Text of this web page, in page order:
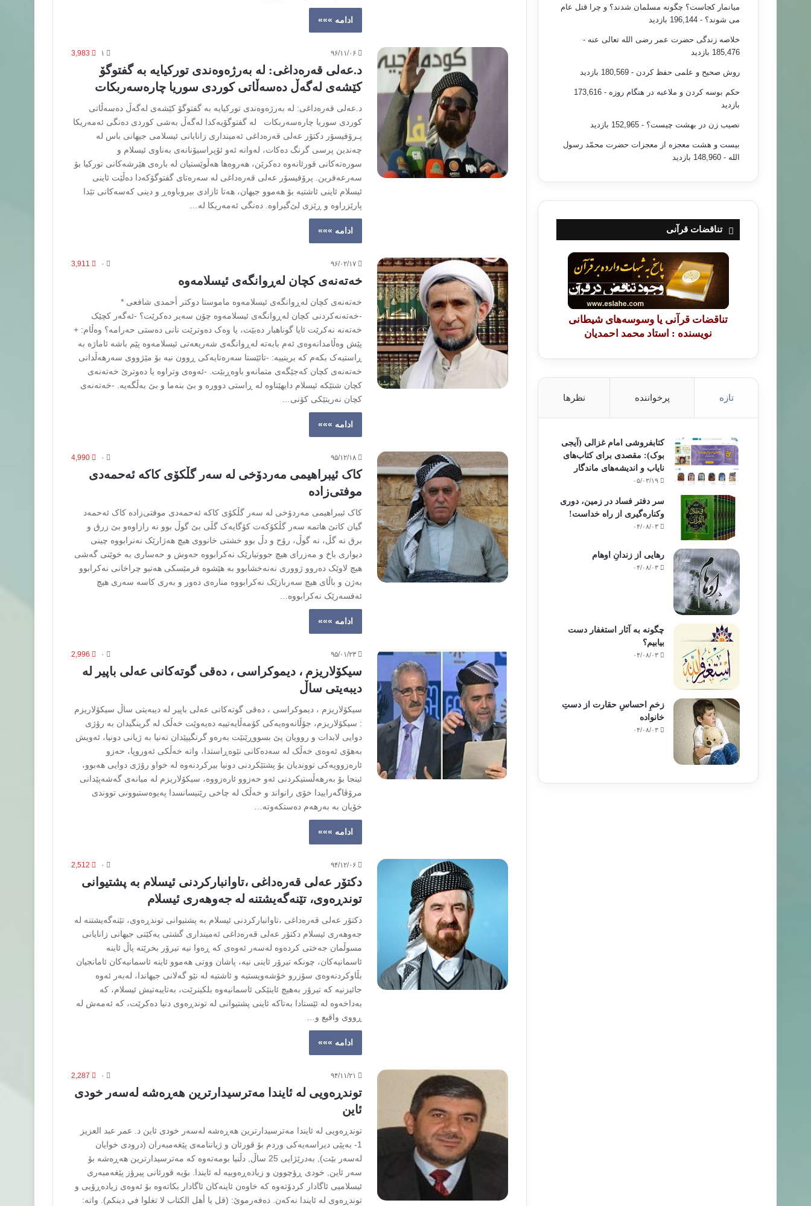
ادامه »»»
۹۶/۱۱/۰۶ ۱ 3,983
د.عەلی قەرەداغی: لە بەرژەوەندی تورکیایە بە گفتوگۆ
کێشەی لەگەڵ دەسەڵاتی کوردی سوریا چارەسەربکات
د.عەلی قەرەداغی: لە بەرژەوەندی تورکیایە بە گفتوگۆ کێشەی لەگەڵ دەسەڵاتی
کوردی سوریا چارەسەربکات له ‌گفتوگۆیەکدا لەگەڵ بەشی کوردی دەنگی ئەمەریکا
پـرۆفیسۆر دکتۆر عەلی قەرەداغی ئەمینداری زانایانی ئیسلامی جیهانی باس له
‌چەندین پرسی گرنگ دەکات، لەوانە ئەو ئۆپراسیۆنانەی بەناوی ئیسلام و
سورەتەکانی قورئانەوە دەکرێن، هەروەها هەڵوێستیان له ‌بارەی هێرشەکانی تورکیا بۆ
سەرعەفرین. پرۆفیسۆر عەلی قەرەداغی لە سەرەتای گفتوگۆکەدا دەڵێت ئاینی
ئیسلام ئاینی ئاشتیە بۆ هەموو جیهان، هەتا ئازادی بیروباوەڕ و دینی کەسەکانی تێدا
پارێزراوە و ڕێزی لێ‌گیراوە. دەنگی ئەمەریکا لە…
ادامه »»»
۹۶/۰۲/۱۷ ۰ 3,911
خەتەنەى کچان لەڕوانگەى ئیسلامەوە
خەتەنەى کچان لەڕوانگەى ئیسلامەوە ماموستا دوکتر أحمدی شافعی *
-خەتەنەکردنى کچان لەڕوانگەى ئیسلامەوە چۆن سەیر دەکرێت؟ -ئەگەر کچێک
خەتەنە نەکرێت ئایا گوناهبار دەبێت، یا وەک دەوترێت نانى دەستى حەرامە؟ وەڵام: +
پێش وەڵامدانەوەى ئەم بابەتە لەڕوانگەى شەریعەتى ئیسلامەوە پێم باشە ئاماژە بە
ڕاستیەک بکەم کە بریتییە: -تائێستا سەرەتایەکى ڕوون نیە بۆ مێژووى سەرهەڵدانى
خەتەنەى کچان کەجێگەى متمانەو باوەڕبێت. -ئەوەى وتراوە یا دەوترێ خەتەنەى
کچان شتێکە ئیسلام دایهێناوە لە ڕاستى دوورە و بێ بنەما و بێ بەڵگەیە. -خەتەنەى
کچان نەریتێکى کۆنى…
ادامه »»»
۹۵/۱۲/۱۸ ۰ 4,990
کاک ئیبراهیمی مه‌ردۆخی له سه‌ر گڵکۆی کاکه ئه‌حمه‌دی
موفتی‌زادە
کاک ئیبراهیمی مه‌ردۆخی له سه‌ر گڵکۆی کاکه ئه‌حمه‌دی موفتی‌زادە کاک ئه‌حمه‌د
گیان کاتێ هاتمه سه‌ر گڵکۆکه‌ت کۆگایه‌ک گڵی بێ گوڵ بوو نه رازاوەو بێ زرق و
برق نه گڵ، نه گوڵ، رۆح و دڵ بوو خشتی خانووی هیچ هه‌ژارێک نه‌نرابووە چینی
دیواری باخ و مه‌زرای هیچ جووتیارێک نه‌کرابووە حه‌وش و حه‌ساری به خوێنی گه‌شی
هیچ لاوێک دەروو ژووری نه‌نه‌خشابوو به هێشوە فرمێسکی هه‌تیو چراخانی نه‌کرابوو
به‌ژن و باڵای هیچ سه‌ربازێک نه‌کرابووە منارەی دەور و به‌ری کاسه سه‌ری هیچ
ئه‌فسه‌رێک نه‌کرابووە…
ادامه »»»
۹۵/۰۱/۲۳ ۰ 2,996
سیکۆلاریزم ، دیموکراسی ، دەقی گوتەكانی عەلی باپیر لە
دیبەیتی ساڵ
سیکۆلاریزم ، دیموکراسی ، دەقی گوتەكانی عەلی باپیر لە دیبەیتی ساڵ سیکۆلاریزم
: سیکۆلاریزم، جۆڵانەوەیەکی کۆمەڵایەتییە دەیەوێت خەڵک لە گرینگیدان بە رۆژی
دوایی لابدات و روویان پێ بسووڕێنێت بەرەو گرنگیپێدان تەنیا بە ژیانی دونیا، ئەویش
بەهۆی ئەوەی خەڵک لە سەدەکانی نێوەڕاستدا، واتە خەڵکی ئەوروپا، حەزو
ئارەزوویەکی تووندیان بۆ پشتێکردنی دونیا بیرکردنەوە لە خواو رۆژی دوایی هەبوو،
ئینجا بۆ بەرهەڵستیکردنی ئەو حەزوو ئارەزووە، سیکۆلاریزم لە میانەی گەشەپێدانی
مرۆڤاگەراییدا خۆی رانواند و خەڵک لە چاخی رێنیسانسدا پەیوەستبوونی تووندی
خۆیان بە بەرهەم دەستکەوتە…
ادامه »»»
۹۴/۱۲/۰۶ ۰ 2,512
دكتۆر عەلی قەرەداغی ،تاوانباركردنی ئیسلام بە پشتیوانی
توندڕەوی، تێنەگەیشتنە لە جەوهەری ئیسلام
دكتۆر عەلی قەرەداغی ،تاوانباركردنی ئیسلام بە پشتیوانی توندڕەوی، تێنەگەیشتنە لە
جەوهەری ئیسلام دكتۆر عەلی قەرەداغی ئەمینداری گشتی یەكێتی جیهانی زانایانی
مسوڵمان جەختی كردەوە لەسەر ئەوەی كە ڕەوا نیە تیرۆر بخرێتە پاڵ ئاینە
ئاسمانیەكان، چونكە تیرۆر ئاینی نیە، پاشان ووتی هەموو ئاینە ئاسمانیەكان ئامانجیان
بڵاوكردنەوەی سۆزرو خۆشەویستیە و ئاشتیە لە نێو گەلانی جیهاندا، لەبەر ئەوە
جائیزنیە كە تیرۆر بەهیچ ئاینێكی ئاسمانیەوە بلكینرێت، بەتایبەتیش ئیسلام، كە
بەداخەوە لە ئێستادا بەتاكە ئاینی پشتیوانی لە توندڕەوی دنیا دەكرێت، كە ئەمەش لە
ڕووی واقیع و…
ادامه »»»
۹۴/۱۱/۲۱ ۰ 2,287
توندڕه‌ويى له‌ ئايندا مه‌ترسيدارترين هه‌ڕه‌شه‌ له‌سه‌ر خودى
ئاين
توندڕه‌ويى له‌ ئايندا مه‌ترسيدارترين هه‌ڕه‌شه‌ له‌سه‌ر خودى ئاين د. عمر عبد العزيز
1- به‌پێى ديراسه‌يه‌كى وردم بۆ قورئان و ژياننامه‌ى پێغه‌مبه‌ران (درودى خوايان
له‌سه‌ر بێت), به‌درێژايى 25 ساڵ, دڵنيا بومه‌ته‌وه‌ كه‌ مه‌ترسيدارترين هه‌ڕه‌شه‌ بۆ
سه‌ر ئاين, خودى ڕؤچوون و زياده‌ڕه‌وييه‌ له‌ ئايندا. بۆيه‌ قورئانى پيرؤز پێغه‌مبه‌رى
ئيسلاميى ئاگادار كردۆته‌وه‌ كه‌ خاوه‌ن ئاينه‌كان ئاگادار بكاته‌وه‌ بۆ ئه‌وه‌ى زياده‌ڕۆيى و
توندڕه‌وى له‌ ئايندا نه‌كه‌ن. ده‌فه‌رموێ: (قل يا أهل الكتاب لا تغلوا في دينكم). واته‌:
میانمار کجاست؟ چگونه مسلمان شدند؟ و چرا قتل عام
می شوند؟ - 196,144 بازدید
خلاصه زندگی حضرت عمر رضی الله تعالی عنه -
185,476 بازدید
روش صحیح و علمی حفظ کردن - 180,569 بازدید
حکم بوسه کردن و ملاعبه در هنگام روزه
- 173,616
بازدید
نصیب زن در بهشت چیست؟ - 152,965 بازدید
بیست و هشت معجزه از معجزات حضرت محمّد رسول
الله - 148,960 بازدید
تناقضات قرآنی
تناقضات قرآنی یا وسوسه‌های شیطانی
نویسنده : استاد محمد احمدیان
تازه پرخواننده نظرها
کتابفروشی امام غزالی (آیجی
بوک): مقصدی برای کتاب‌های
نایاب و اندیشه‌های ماندگار
۰۵/۰۳/۱۹
سر دفتر فساد در زمین‌، دوری
وکناره‌گیری از راه خداست‌!
۰۴/۰۸/۰۳
رهایی از زندانِ اوهام
۰۴/۰۸/۰۳
چگونه به آثار استغفار دست
بیابیم؟
۰۴/۰۸/۰۳
زخمِ احساسِ حقارت از دستِ
خانواده
۰۴/۰۸/۰۳